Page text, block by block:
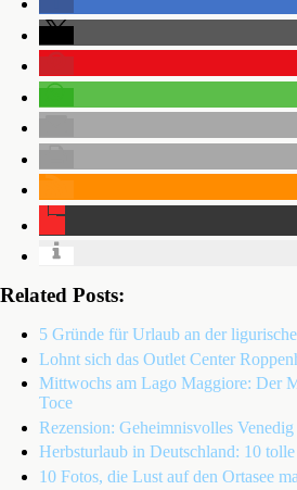
Related Posts:
5 Gründe für Urlaub an der
Lohnt sich das Outlet Center
Mittwochs am Lago Maggiore: Der
Toce
Rezension: Geheimnisvolles
Herbsturlaub in Deutschland: 10 tolle
10 Fotos, die Lust auf den Ortasee